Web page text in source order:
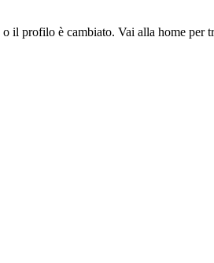
il profilo è cambiato. Vai alla home per